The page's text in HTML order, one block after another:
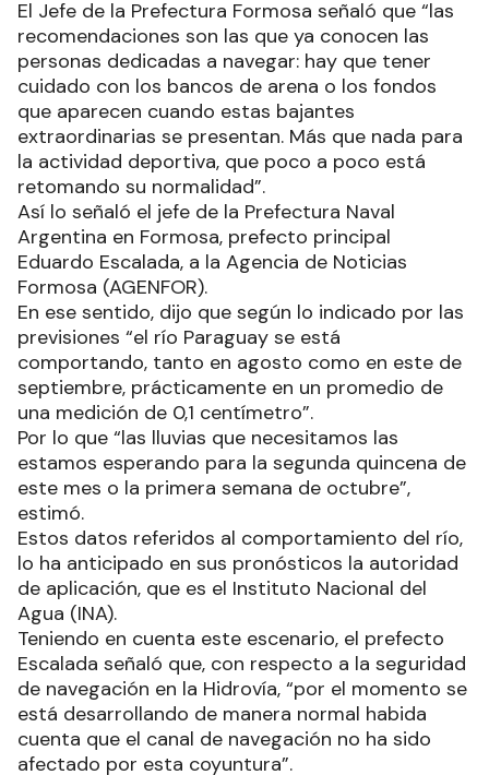
El Jefe de la Prefectura Formosa señaló que “las
recomendaciones son las que ya conocen las
personas dedicadas a navegar: hay que tener
cuidado con los bancos de arena o los fondos
que aparecen cuando estas bajantes
extraordinarias se presentan. Más que nada para
la actividad deportiva, que poco a poco está
retomando su normalidad”.
Así lo señaló el jefe de la Prefectura Naval
Argentina en Formosa, prefecto principal
Eduardo Escalada, a la Agencia de Noticias
Formosa (AGENFOR).
En ese sentido, dijo que según lo indicado por las
previsiones “el río Paraguay se está
comportando, tanto en agosto como en este de
septiembre, prácticamente en un promedio de
una medición de 0,1 centímetro”.
Por lo que “las lluvias que necesitamos las
estamos esperando para la segunda quincena de
este mes o la primera semana de octubre”,
estimó.
Estos datos referidos al comportamiento del río,
lo ha anticipado en sus pronósticos la autoridad
de aplicación, que es el Instituto Nacional del
Agua (INA).
Teniendo en cuenta este escenario, el prefecto
Escalada señaló que, con respecto a la seguridad
de navegación en la Hidrovía, “por el momento se
está desarrollando de manera normal habida
cuenta que el canal de navegación no ha sido
afectado por esta coyuntura”.